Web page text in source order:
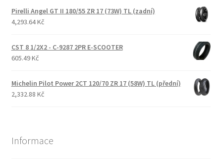
Pirelli Angel GT II 180/55 ZR 17 (73W) TL (zadní)
4,293.64 Kč
CST 8 1/2X2 - C-9287 2PR E-SCOOTER
605.49 Kč
Michelin Pilot Power 2CT 120/70 ZR 17 (58W) TL (přední)
2,332.88 Kč
Informace